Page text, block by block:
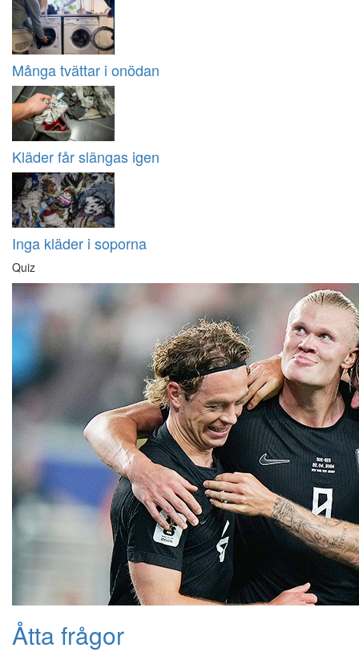
Många tvättar i onödan
Kläder får slängas igen
Inga kläder i soporna
Quiz
Åtta frågor